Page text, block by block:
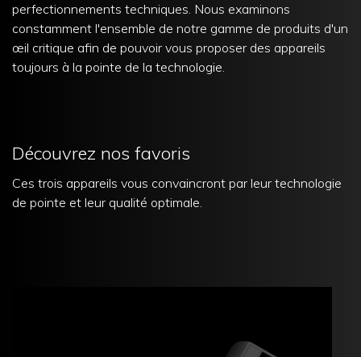
perfectionnements techniques. Nous examinons
constamment l'ensemble de notre gamme de produits d'un
œil critique afin de pouvoir vous proposer des appareils
toujours à la pointe de la technologie.
Découvrez nos favoris
Ces trois appareils vous convaincront par leur technologie
de pointe et leur qualité optimale.